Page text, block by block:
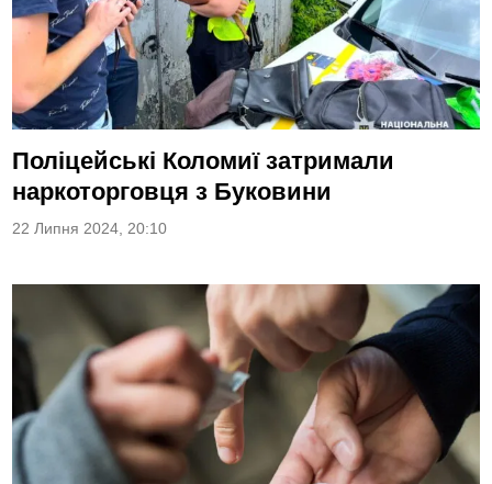
Поліцейські Коломиї затримали
наркоторговця з Буковини
22 Липня 2024, 20:10